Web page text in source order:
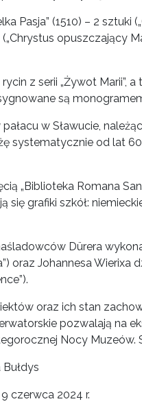
Pasja” (1510) – 2 sztuki
(„Chrystus opuszczający
z serii „Żywot Marii”,
są monogramem
w Sławucie,
systematycznie od lat
„Biblioteka Romana
się grafiki szkół:
Dürera
oraz Johannesa Wierixa
oraz ich stan
pozwalają na
Nocy Muzeów.
czerwca 2024 r.